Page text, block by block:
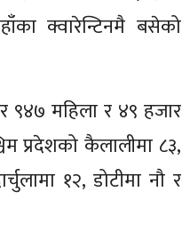
क्वारेन्टिनमै बसेको
९४७ महिला र ४९ हजार
प्रदेशको कैलालीमा ८३,
१२, डोटीमा नौ र